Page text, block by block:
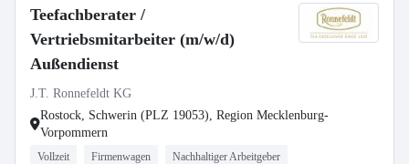
Teefachberater /
Vertriebsmitarbeiter (m/w/d)
Außendienst
J.T. Ronnefeldt KG
Rostock, Schwerin (PLZ 19053), Region Mecklenburg-
Vorpommern
Vollzeit Firmenwagen Nachhaltiger Arbeitgeber